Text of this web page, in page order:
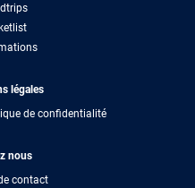
légales
de confidentialité
nous
contact